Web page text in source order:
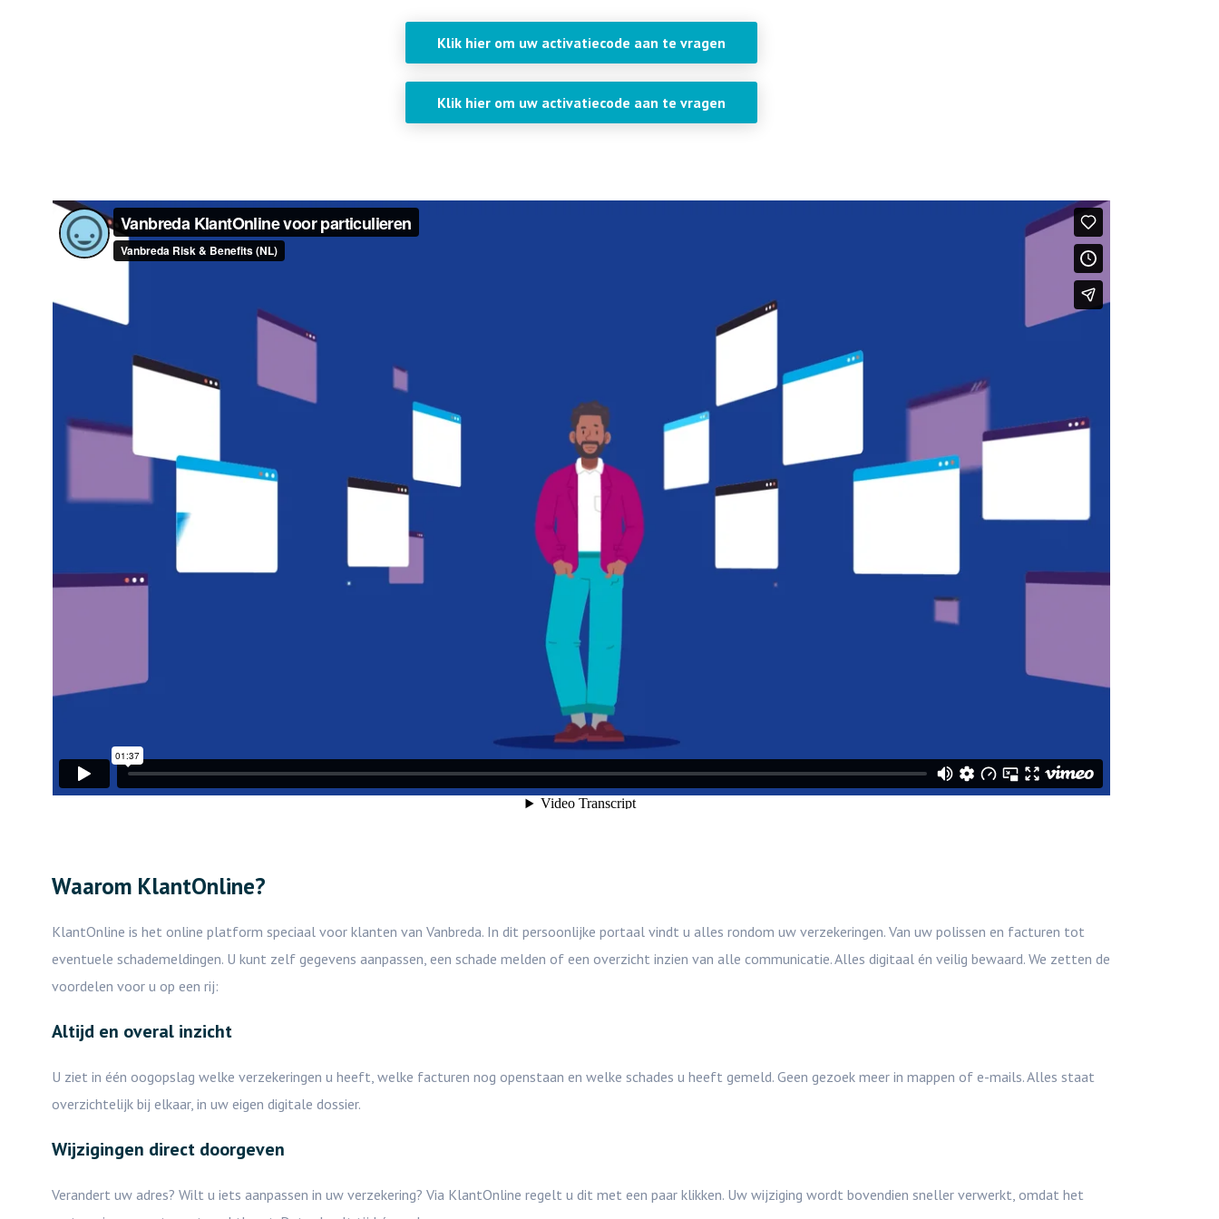
Klik hier om uw activatiecode aan te vragen
Klik hier om uw activatiecode aan te vragen
Waarom KlantOnline?
KlantOnline is het online platform speciaal voor klanten van Vanbreda. In dit persoonlijke portaal vindt u alles rondom uw verzekeringen. Van uw polissen en facturen tot
eventuele schademeldingen. U kunt zelf gegevens aanpassen, een schade melden of een overzicht inzien van alle communicatie. Alles digitaal én veilig bewaard. We zetten de
voordelen voor u op een rij:
Altijd en overal inzicht
U ziet in één oogopslag welke verzekeringen u heeft, welke facturen nog openstaan en welke schades u heeft gemeld. Geen gezoek meer in mappen of e-mails. Alles staat
overzichtelijk bij elkaar, in uw eigen digitale dossier.
Wijzigingen direct doorgeven
Verandert uw adres? Wilt u iets aanpassen in uw verzekering? Via KlantOnline regelt u dit met een paar klikken. Uw wijziging wordt bovendien sneller verwerkt, omdat het